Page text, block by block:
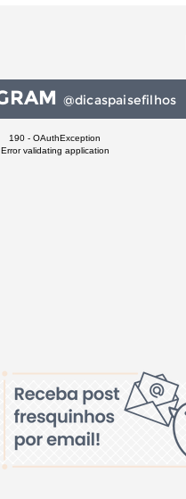
@dicaspaisefilhos
190 - OAuthException
Error validating application